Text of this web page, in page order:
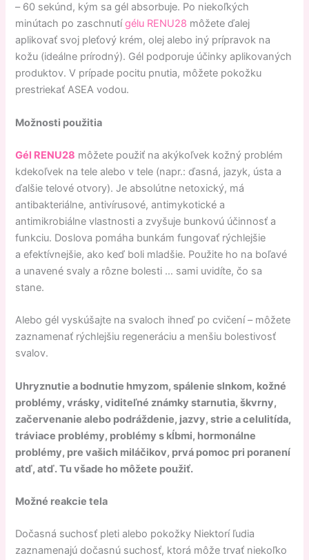
– 60 sekúnd, kým sa gél absorbuje. Po niekoľkých
minútach po zaschnutígélu RENU28 môžete ďalej
aplikovať svoj pleťový krém, olej alebo iný prípravok na
kožu (ideálne prírodný). Gél podporuje účinky aplikovaných
produktov. V prípade pocitu pnutia, môžete pokožku
prestriekať ASEA vodou.
Možnosti použitia
Gél RENU28 môžete použiť na akýkoľvek kožný problém
kdekoľvek na tele alebo v tele (napr.: ďasná, jazyk, ústa a
ďalšie telové otvory). Je absolútne netoxický, má
antibakteriálne, antivírusové, antimykotické a
antimikrobiálne vlastnosti a zvyšuje bunkovú účinnosť a
funkciu. Doslova pomáha bunkám fungovať rýchlejšie
a efektívnejšie, ako keď boli mladšie. Použite ho na boľavé
a unavené svaly a rôzne bolesti … sami uvidíte, čo sa
stane.
Alebo gél vyskúšajte na svaloch ihneď po cvičení – môžete
zaznamenať rýchlejšiu regeneráciu a menšiu bolestivosť
svalov.
Uhryznutie a bodnutie hmyzom, spálenie slnkom, kožné
problémy, vrásky, viditeľné známky starnutia, škvrny,
začervenanie alebo podráždenie, jazvy, strie a celulitída,
tráviace problémy, problémy s kĺbmi, hormonálne
problémy, pre vašich miláčikov, prvá pomoc pri poranení
atď, atď. Tu všade ho môžete použiť.
Možné reakcie tela
Dočasná suchosť pleti alebo pokožky Niektorí ľudia
zaznamenajú dočasnú suchosť, ktorá môže trvať niekoľko